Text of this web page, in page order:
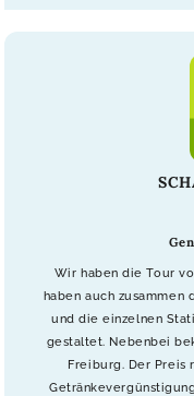
Wir haben die Tour
haben auch zusammen
und die einzelnen
gestaltet. Nebenbei
Freiburg. Der Preis